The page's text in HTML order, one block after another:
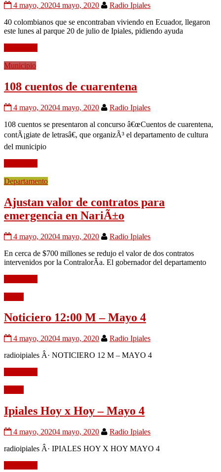
4 mayo, 20204 mayo, 2020
Radio Ipiales
40 colombianos que se encontraban viviendo en Ecuador, llegaron
este lunes al parque 20 de julio de Ipiales, pidiendo ayuda
Municipio
108 cuentos de cuarentena
4 mayo, 20204 mayo, 2020
Radio Ipiales
108 cuentos se presentaron al concurso â€œCuentos de cuarentena,
contÃ¡giate de letrasâ€, que organizÃ³ el departamento de cultura
del municipio
Departamento
Ajustan valor de contratos para
emergencia en NariÃ±o
4 mayo, 20204 mayo, 2020
Radio Ipiales
En cerca de $700 millones se redujo el valor de dos contratos
intervenidos por la ContralorÃ­a. El gobernador del departamento
Noticiero 12:00 M – Mayo 4
4 mayo, 20204 mayo, 2020
Radio Ipiales
radioipiales Â· NOTICIERO 12 M – MAYO 4
Ipiales Hoy x Hoy – Mayo 4
4 mayo, 20204 mayo, 2020
Radio Ipiales
radioipiales Â· IPIALES HOY X HOY MAYO 4